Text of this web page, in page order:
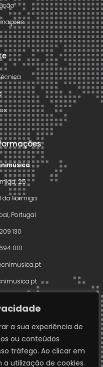
a sua experiência de
ou conteúdos
tráfego. Ao clicar em
utilização de cookies.
25
da Formiga
Portugal
130
001
direitos reservados a